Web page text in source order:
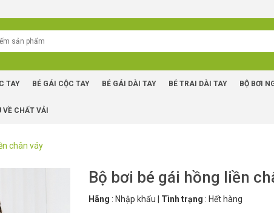
TAY BÉ GÁI CỘC TAY BÉ GÁI DÀI TAY BÉ TRAI DÀI TAY BỘ BƠI
VỀ CHẤT VẢI
chân váy
Bộ bơi bé gái hồng liền
Hãng : Nhập khẩu Tình trạng : Hết hàng